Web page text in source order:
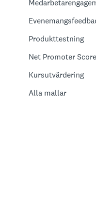
Produkttestning
Net Promoter
Kursutvärdering
Alla mallar